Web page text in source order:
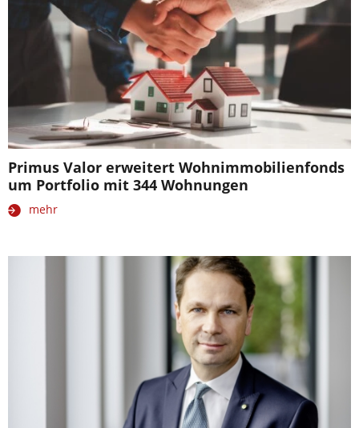
Primus Valor erweitert Wohnimmobilienfonds
um Portfolio mit 344 Wohnungen
mehr